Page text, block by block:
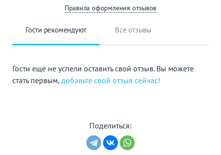
Правила оформления отзывов
Гости рекомендуют Все отзывы
Гости ещё не успели оставить свой отзыв. Вы можете
стать первым, добавьте свой отзыв сейчас!
Поделиться: